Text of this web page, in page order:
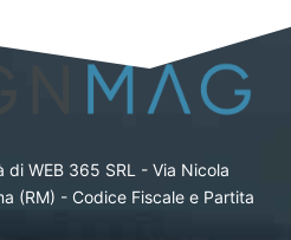
WEB 365 SRL - Via Nicola
(RM) - Codice Fiscale e Partita